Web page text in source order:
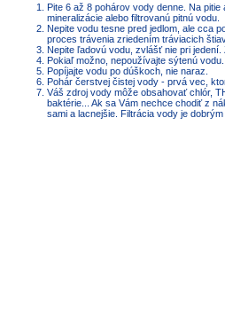
Pite 6 až 8 pohárov vody denne. Na
mineralizácie alebo filtrovanú pitnú vodu.
Nepite vodu tesne pred jedlom, ale cca
proces trávenia zriedením tráviacich
Nepite ľadovú vodu, zvlášť nie pri
Pokiaľ možno, nepoužívajte sýtenú
Popíjajte vodu po dúškoch, nie naraz.
Pohár čerstvej čistej vody - prvá vec,
Váš zdroj vody môže obsahovať chlór,
baktérie... Ak sa Vám nechce chodiť z
sami a lacnejšie. Filtrácia vody je